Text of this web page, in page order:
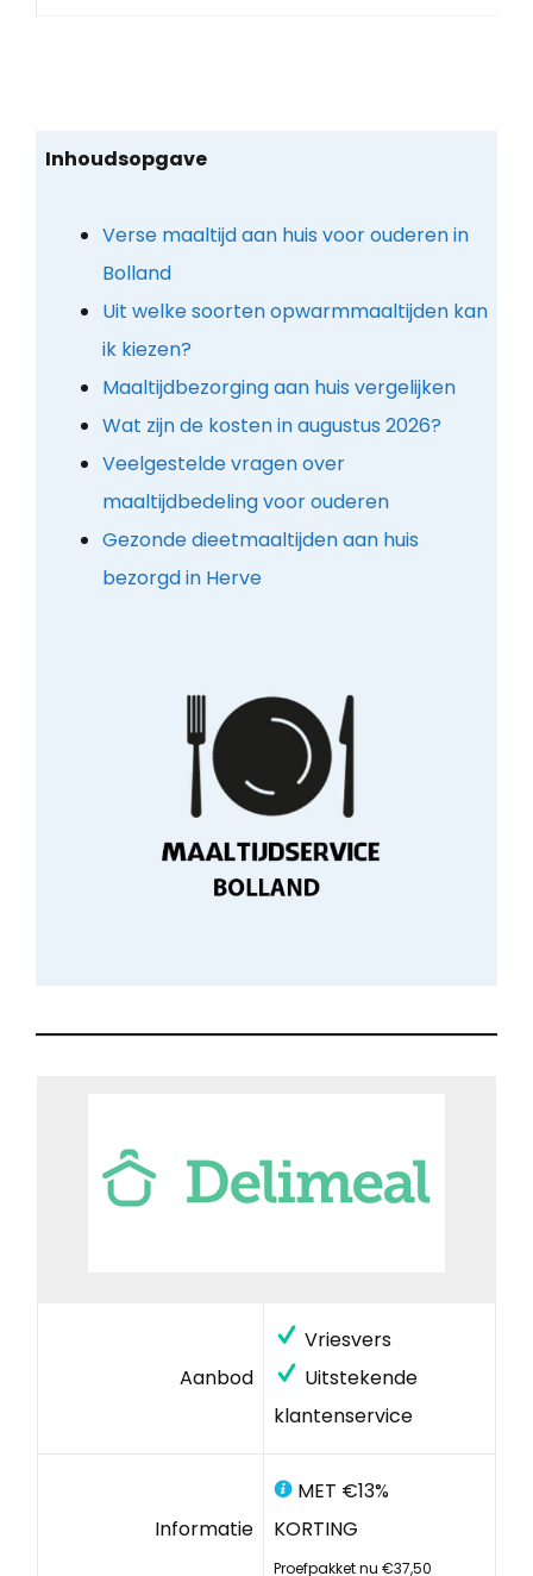
Inhoudsopgave
Verse maaltijd aan huis voor ouderen in
Bolland
Uit welke soorten opwarmmaaltijden kan
ik kiezen?
Maaltijdbezorging aan huis vergelijken
Wat zijn de kosten in augustus 2026?
Veelgestelde vragen over
maaltijdbedeling voor ouderen
Gezonde dieetmaaltijden aan huis
bezorgd in Herve
Aanbod
Vriesvers
Uitstekende
klantenservice
Informatie
MET €13%
KORTING
Proefpakket nu €37,50